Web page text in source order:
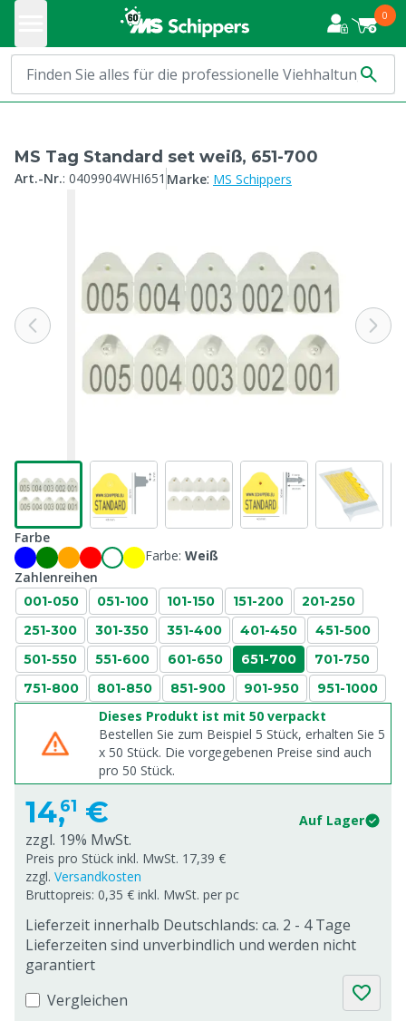
0
MS Tag Standard set weiß, 651-700
Art.-Nr.: 0409904WHI651 Marke: MS Schippers
Farbe
Farbe: Weiß
Zahlenreihen
001-050 051-100 101-150 151-200
201-250
251-300
301-350 351-400 401-450
451-500
501-550
551-600 601-650 651-700
701-750
751-800
801-850 851-900 901-950 951-1000
Dieses Produkt ist mit 50 verpackt
Bestellen Sie zum Beispiel 5 Stück, erhalten Sie 5
x 50 Stück. Die vorgegebenen Preise sind auch
pro 50 Stück.
14,61 € Auf Lager
zzgl. 19% MwSt.
Preis pro Stück inkl. MwSt. 17,39 €
zzgl. Versandkosten
Bruttopreis: 0,35 € inkl. MwSt. per pc
Lieferzeit innerhalb Deutschlands: ca. 2 - 4 Tage
Lieferzeiten sind unverbindlich und werden nicht
garantiert
Vergleichen